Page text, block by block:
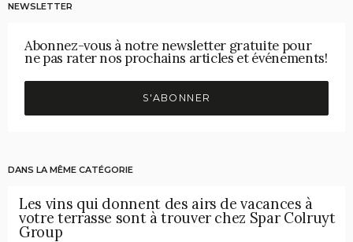
NEWSLETTER
Abonnez-vous à notre newsletter gratuite pour
ne pas rater nos prochains articles et événements!
S'ABONNER
DANS LA MÊME CATÉGORIE
Les vins qui donnent des airs de vacances à
votre terrasse sont à trouver chez Spar Colruyt
Group